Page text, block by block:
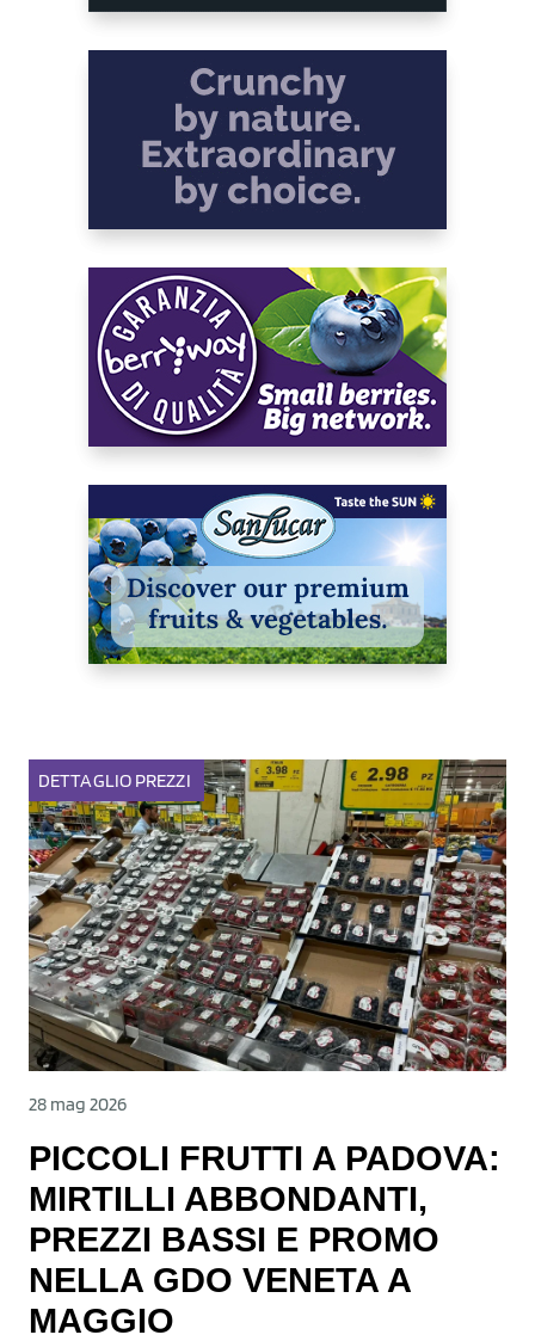
DETTAGLIO PREZZI
28 mag 2026
PICCOLI FRUTTI A PADOVA:
MIRTILLI ABBONDANTI,
PREZZI BASSI E PROMO
NELLA GDO VENETA A
MAGGIO